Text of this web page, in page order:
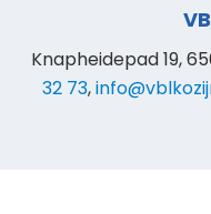
Knapheidepad 19,
32 73,